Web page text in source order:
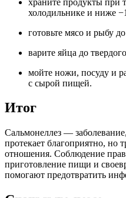
холодильнике и ниже
готовьте мясо и рыбу
варите яйца до
мойте ножи, посуду и
с сырой пищей.
Итог
Сальмонеллез —
протекает благоприятно, но
отношения. Соблюдение
приготовление пищи и
помогают предотвратить